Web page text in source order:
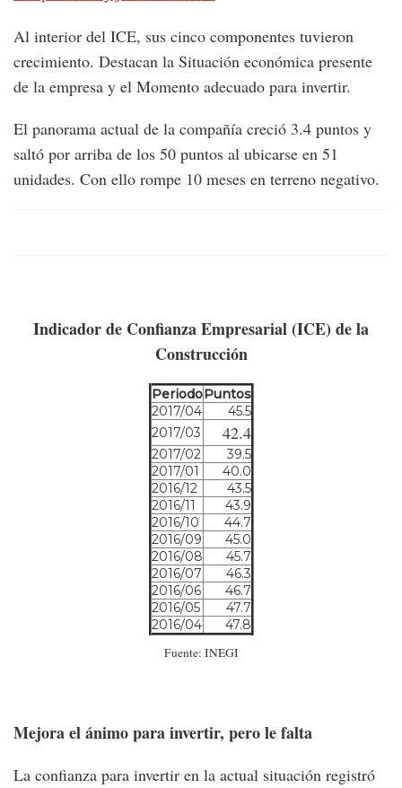
Al interior del ICE, sus cinco componentes tuvieron
crecimiento. Destacan la Situación económica presente
de la empresa y el Momento adecuado para invertir.
El panorama actual de la compañía creció 3.4 puntos y
saltó por arriba de los 50 puntos al ubicarse en 51
unidades. Con ello rompe 10 meses en terreno negativo.
Indicador de Confianza Empresarial (ICE) de la
Construcción
PeriodoPuntos
2017/04
45.5
2017/03
42.4
2017/02
39.5
2017/01
40.0
2016/12
43.5
2016/11
43.9
2016/10
44.7
2016/09
45.0
2016/08
45.7
2016/07
46.3
2016/06
46.7
2016/05
47.7
2016/04
47.8
Fuente: INEGI
Mejora el ánimo para invertir, pero le falta
La confianza para invertir en la actual situación registró